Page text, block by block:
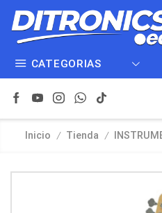
CATEGORIAS
Inicio / Tienda /